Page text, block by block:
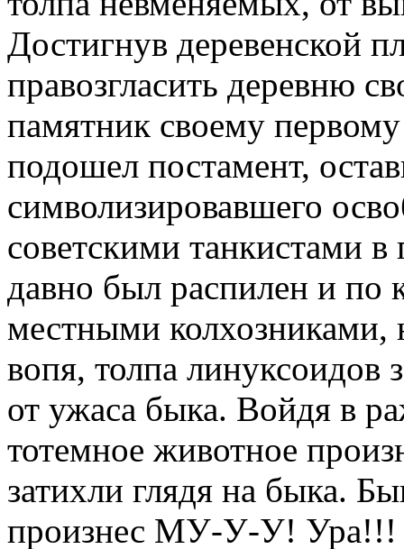
Достигнув деревенской
правозгласить деревню
памятник своему первому
подошел постамент,
символизировавшего
советскими танкистами
давно был распилен и по
местными колхозниками,
вопя, толпа линуксоидов
от ужаса быка. Войдя в
тотемное животное
затихли глядя на быка.
произнес МУ-У-У! Ура!!!